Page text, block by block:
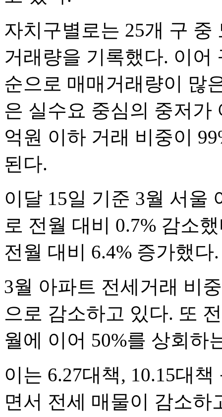
자치구별로는 25개 구 중
거래량을 기록했다. 이어
순으로 매매거래량이 많
은 실수요 중심의 중저가
억원 이하 거래 비중이
된다.
이달 15일 기준 3월 서울
로 전월 대비 0.7% 감소
전월 대비 6.4% 증가했다.
3월 아파트 전세거래 비
으로 감소하고 있다. 또
월에 이어 50%를 상회하
이는 6.27대책, 10.15대
면서 전세 매물이 감소하